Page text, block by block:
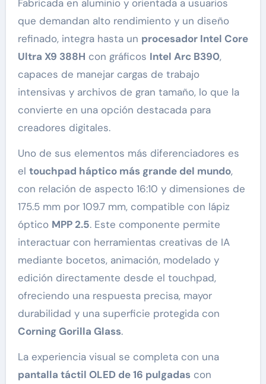
Fabricada en aluminio y orientada a usuarios
que demandan alto rendimiento y un diseño
refinado, integra hasta un procesador Intel Core
Ultra X9 388H con gráficos Intel Arc B390,
capaces de manejar cargas de trabajo
intensivas y archivos de gran tamaño, lo que la
convierte en una opción destacada para
creadores digitales.
Uno de sus elementos más diferenciadores es
el touchpad háptico más grande del mundo,
con relación de aspecto 16:10 y dimensiones de
175.5 mm por 109.7 mm, compatible con lápiz
óptico MPP 2.5. Este componente permite
interactuar con herramientas creativas de IA
mediante bocetos, animación, modelado y
edición directamente desde el touchpad,
ofreciendo una respuesta precisa, mayor
durabilidad y una superficie protegida con
Corning Gorilla Glass.
La experiencia visual se completa con una
pantalla táctil OLED de 16 pulgadascon